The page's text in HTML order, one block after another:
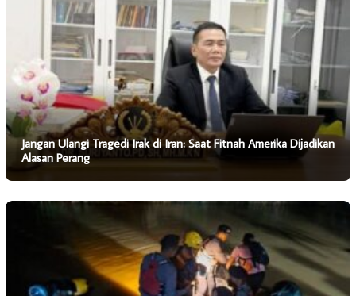
Jangan Ulangi Tragedi Irak di Iran: Saat Fitnah Amerika Dijadikan
Alasan Perang